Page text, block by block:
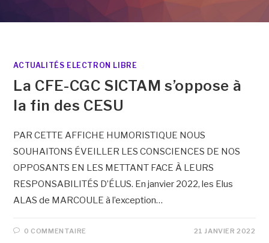
ACTUALITÉS ELECTRON LIBRE
La CFE-CGC SICTAM s’oppose à
la fin des CESU
PAR CETTE AFFICHE HUMORISTIQUE NOUS
SOUHAITONS ÉVEILLER LES CONSCIENCES DE NOS
OPPOSANTS EN LES METTANT FACE À LEURS
RESPONSABILITÉS D’ÉLUS. En janvier 2022, les Elus
ALAS de MARCOULE à l’exception…
0 COMMENTAIRE 21 JANVIER 2022